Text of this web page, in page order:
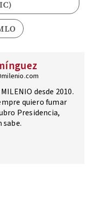
desde 2010.
quiero fumar
Presidencia,
sabe.